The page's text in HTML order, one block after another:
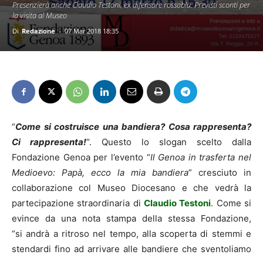
Presenzierà anche Claudio Testoni, ex difensore rossoblu. Previsti sconti per
la visita al Museo
Di Redazione - 07 Mar 2018 18:35
“Come si costruisce una bandiera? Cosa rappresenta?
Ci rappresenta!“. Questo lo slogan scelto dalla
Fondazione Genoa per l’evento “Il Genoa in trasferta nel
Medioevo: Papà, ecco la mia bandiera” cresciuto in
collaborazione col Museo Diocesano e che vedrà la
partecipazione straordinaria di Claudio Testoni. Come si
evince da una nota stampa della stessa Fondazione,
“si andrà a ritroso nel tempo, alla scoperta di stemmi e
stendardi fino ad arrivare alle bandiere che sventoliamo